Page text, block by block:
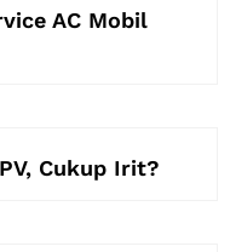
AC Mobil
Cukup Irit?